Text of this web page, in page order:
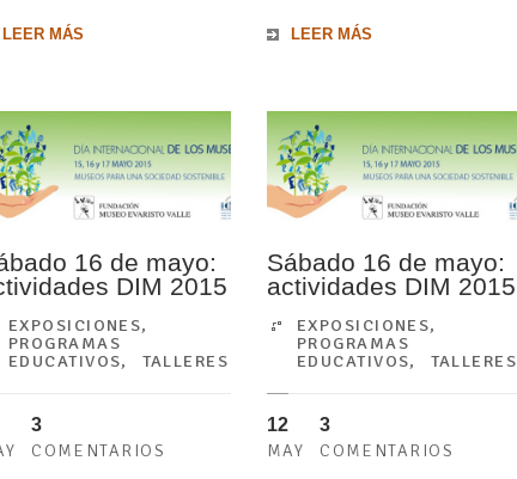
LEER MÁS LEER MÁS
16 de mayo:
DIM 2015
EXPOSICIONES,
PROGRAMAS
EDUCATIVOS, TALLERES
3
COMENTARIOS
Sábado 16 de mayo:
actividades DIM 2015
EXPOSICIONES,
PROGRAMAS
EDUCATIVOS, TALLERES
12
MAY
3
COMENTARIOS